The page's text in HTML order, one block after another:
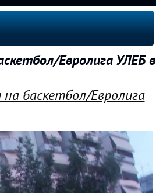
Евролига УЛЕБ в
баскетбол/Евролига